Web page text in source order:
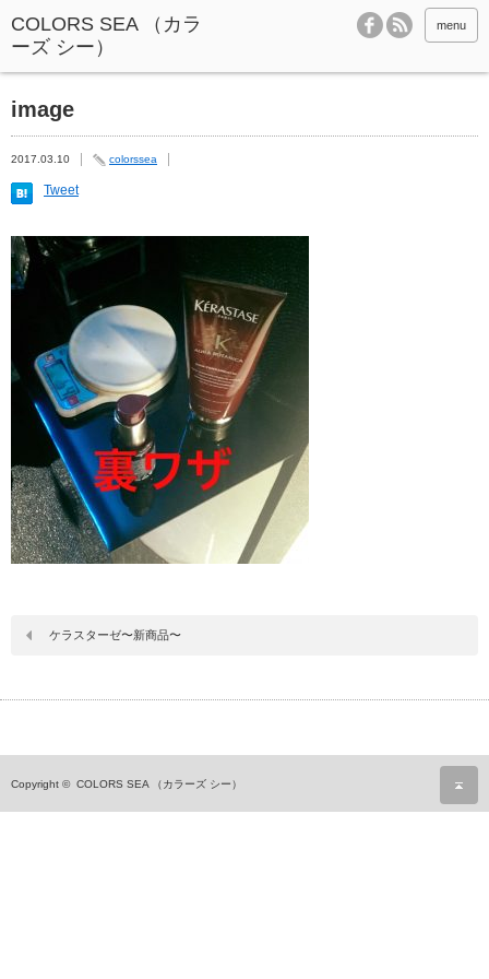
menu
image
2017.03.10 colorssea
Tweet
ケラスターゼ〜新商品〜
Copyright © COLORS SEA （カラーズ シー）